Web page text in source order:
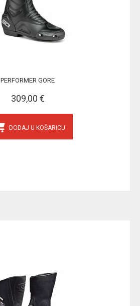
PERFORMER GORE
309,00 €
DODAJ U KOŠARICU